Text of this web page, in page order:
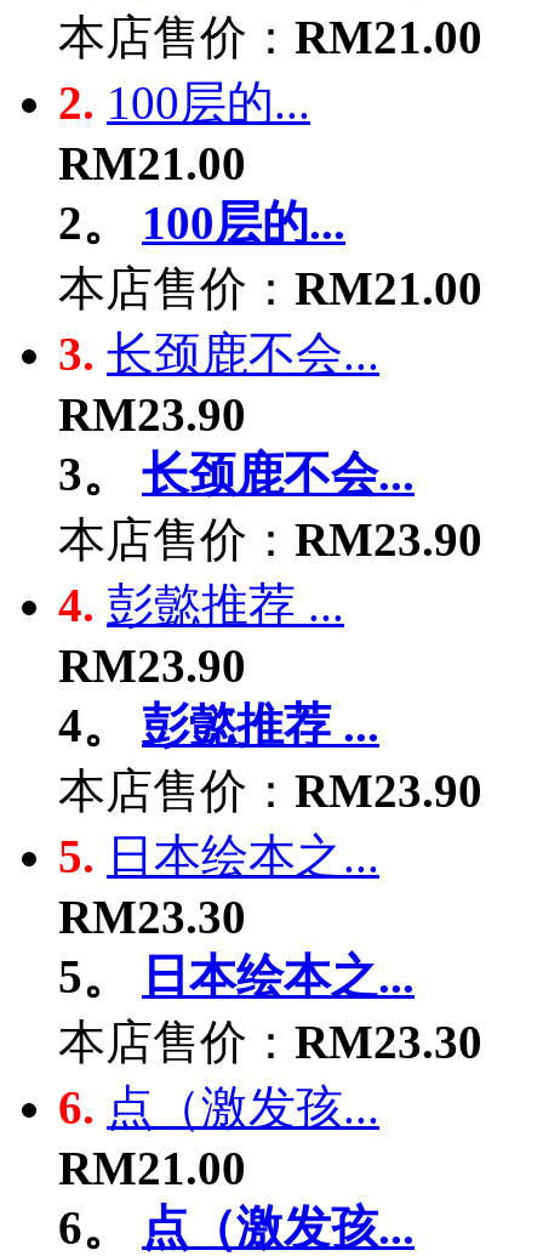
本店售价： RM21.00
2. 100层的...
RM21.00
2。
100层的...
本店售价： RM21.00
3. 长颈鹿不会...
RM23.90
3。
长颈鹿不会...
本店售价： RM23.90
4. 彭懿推荐 ...
RM23.90
4。
彭懿推荐 ...
本店售价： RM23.90
5. 日本绘本之...
RM23.30
5。
日本绘本之...
本店售价： RM23.30
6. 点（激发孩...
RM21.00
6。
点（激发孩...